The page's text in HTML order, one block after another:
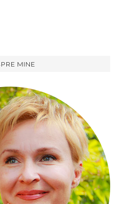
MINE